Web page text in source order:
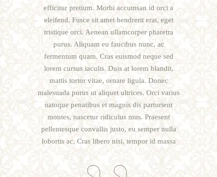
efficitur pretium. Morbi accumsan id orci a
eleifend. Fusce sit amet hendrerit erat, eget
tristique orci. Aenean ullamcorper pharetra
purus. Aliquam eu faucibus nunc, ac
fermentum quam. Cras euismod neque sed
lorem cursus iaculis. Duis at lorem blandit,
mattis tortor vitae, ornare ligula. Donec
malesuada purus ut aliquet ultrices. Orci varius
natoque penatibus et magnis dis parturient
montes, nascetur ridiculus mus. Praesent
pellentesque convallis justo, eu semper nulla
lobortis ac. Cras libero nisi, tempor id massa